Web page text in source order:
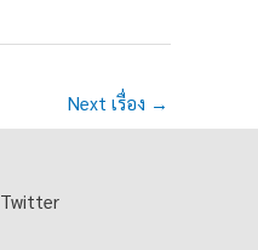
Next เรื่อง →
Twitter